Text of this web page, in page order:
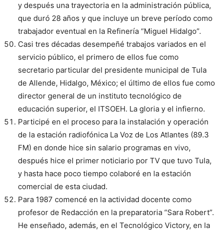
y después una trayectoria en la administración pública,
que duró 28 años y que incluye un breve período como
trabajador eventual en la Refinería “Miguel Hidalgo”.
Casi tres décadas desempeñé trabajos variados en el
servicio público, el primero de ellos fue como
secretario particular del presidente municipal de Tula
de Allende, Hidalgo, México; el último de ellos fue como
director general de un instituto tecnológico de
educación superior, el ITSOEH. La gloria y el infierno.
Participé en el proceso para la instalación y operación
de la estación radiofónica La Voz de Los Atlantes (89.3
FM) en donde hice sin salario programas en vivo,
después hice el primer noticiario por TV que tuvo Tula,
y hasta hace poco tiempo colaboré en la estación
comercial de esta ciudad.
Para 1987 comencé en la actividad docente como
profesor de Redacción en la preparatoria “Sara Robert”.
He enseñado, además, en el Tecnológico Victory, en la